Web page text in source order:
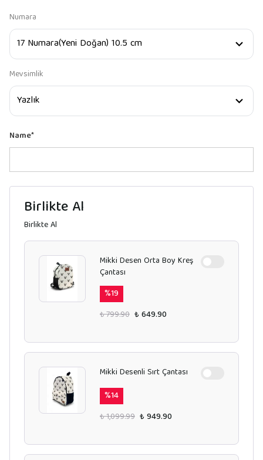
Numara
Mevsimlik
Name*
Birlikte Al
Birlikte Al
Mikki Desen Orta Boy Kreş
Çantası
%19
₺ 799.90 ₺ 649.90
Mikki Desenli Sırt Çantası
%14
₺ 1,099.99 ₺ 949.90